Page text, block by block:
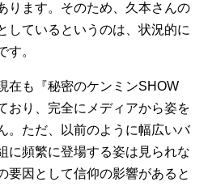
ります。そのため、久本さんの
しているというのは、状況的に
す。
在も『秘密のケンミンSHOW
おり、完全にメディアから姿を
。ただ、以前のように幅広いバ
に頻繁に登場する姿は見られな
要因として信仰の影響があると